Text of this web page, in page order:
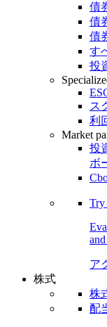
債
債
債
す
投
ス
利
Market
投
ボ
Try
ア
株式
株
配